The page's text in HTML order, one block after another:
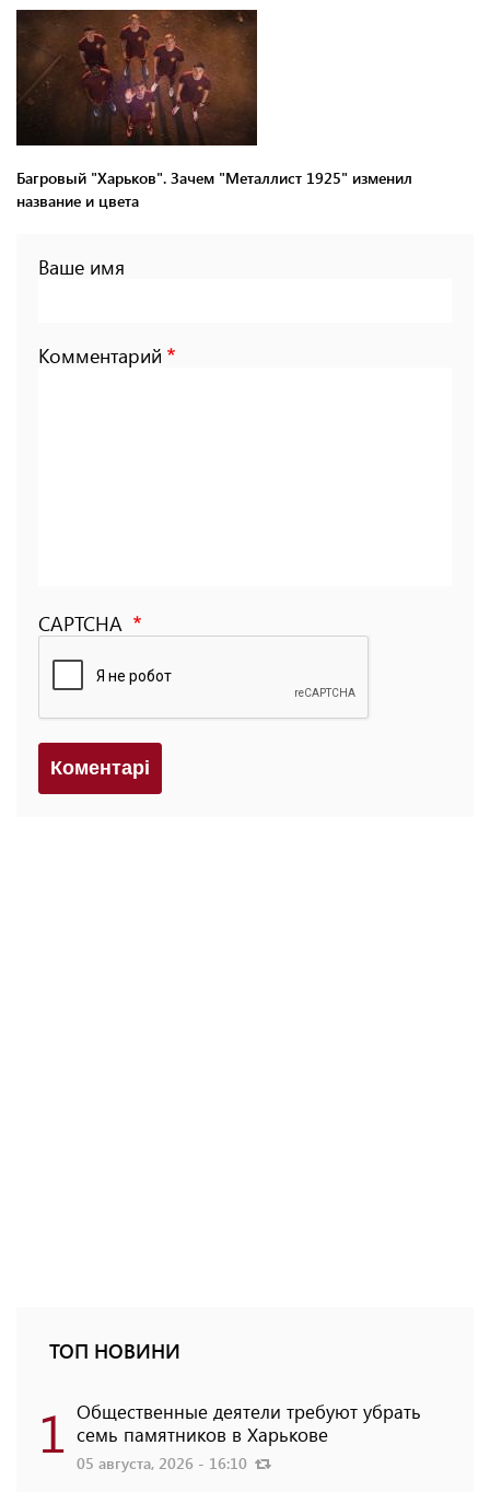
Багровый "Харьков". Зачем "Металлист 1925" изменил
название и цвета
Ваше имя
Комментарий
CAPTCHA
Коментарi
ТОП НОВИНИ
1 Общественные деятели требуют убрать
семь памятников в Харькове
05 августа, 2026 - 16:10